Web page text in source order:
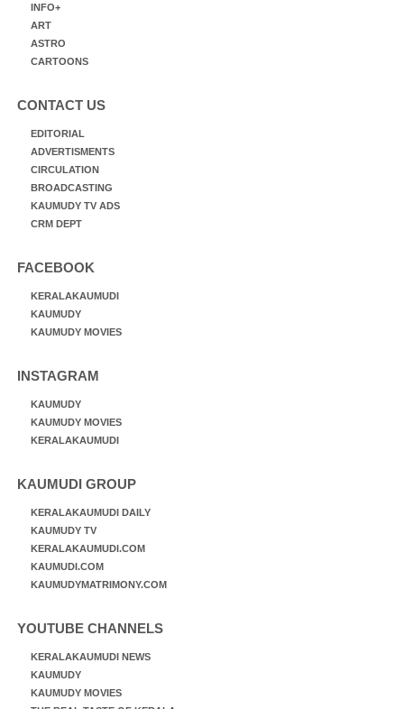
INFO+
ART
ASTRO
CARTOONS
CONTACT US
EDITORIAL
ADVERTISMENTS
CIRCULATION
BROADCASTING
KAUMUDY TV ADS
CRM DEPT
FACEBOOK
KERALAKAUMUDI
KAUMUDY
KAUMUDY MOVIES
INSTAGRAM
KAUMUDY
KAUMUDY MOVIES
KERALAKAUMUDI
KAUMUDI GROUP
KERALAKAUMUDI DAILY
KAUMUDY TV
KERALAKAUMUDI.COM
KAUMUDI.COM
KAUMUDYMATRIMONY.COM
YOUTUBE CHANNELS
KERALAKAUMUDI NEWS
KAUMUDY
KAUMUDY MOVIES